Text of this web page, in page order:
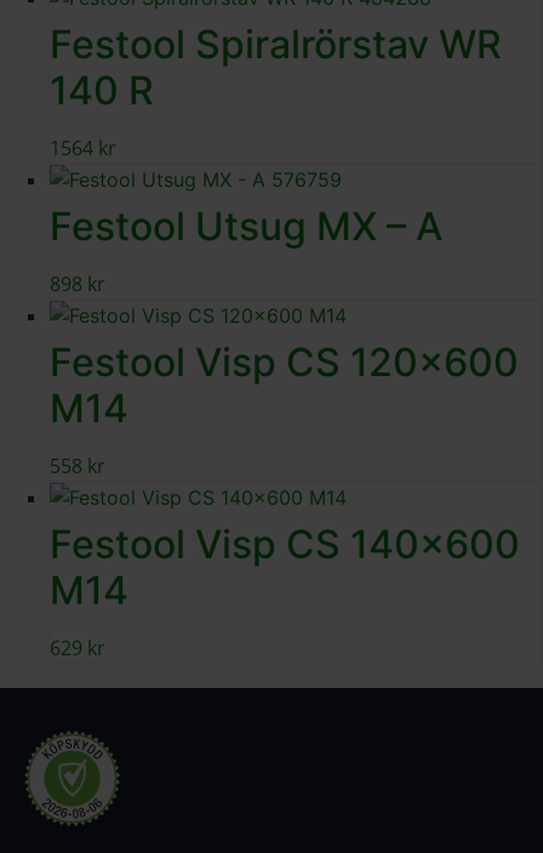
Festool Spiralrörstav WR
140 R
1564 kr
Festool Utsug MX – A
898 kr
Festool Visp CS 120×600
M14
558 kr
Festool Visp CS 140×600
M14
629 kr